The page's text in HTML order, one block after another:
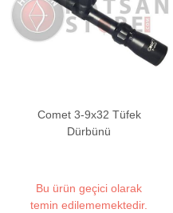
Comet 3-9x32 Tüfek
Dürbünü
Bu ürün geçici olarak
temin edilememektedir.